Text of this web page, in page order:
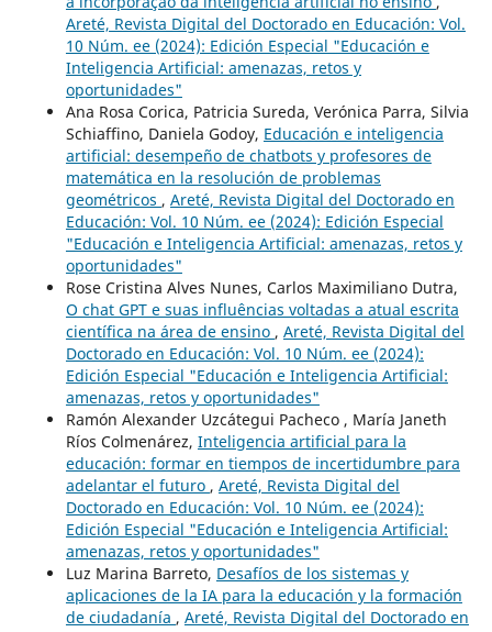
Areté, Revista Digital del Doctorado en Educación: Vol.
10 Núm. ee (2024): Edición Especial "Educación e
Inteligencia Artificial: amenazas, retos y
oportunidades"
Ana Rosa Corica, Patricia Sureda, Verónica Parra, Silvia
Schiaffino, Daniela Godoy, Educación e inteligencia
artificial: desempeño de chatbots y profesores de
matemática en la resolución de problemas
geométricos , Areté, Revista Digital del Doctorado en
Educación: Vol. 10 Núm. ee (2024): Edición Especial
"Educación e Inteligencia Artificial: amenazas, retos y
oportunidades"
Rose Cristina Alves Nunes, Carlos Maximiliano Dutra,
O chat GPT e suas influências voltadas a atual escrita
científica na área de ensino , Areté, Revista Digital del
Doctorado en Educación: Vol. 10 Núm. ee (2024):
Edición Especial "Educación e Inteligencia Artificial:
amenazas, retos y oportunidades"
Ramón Alexander Uzcátegui Pacheco , María Janeth
Ríos Colmenárez, Inteligencia artificial para la
educación: formar en tiempos de incertidumbre para
adelantar el futuro , Areté, Revista Digital del
Doctorado en Educación: Vol. 10 Núm. ee (2024):
Edición Especial "Educación e Inteligencia Artificial:
amenazas, retos y oportunidades"
Luz Marina Barreto, Desafíos de los sistemas y
aplicaciones de la IA para la educación y la formación
de ciudadanía , Areté, Revista Digital del Doctorado en